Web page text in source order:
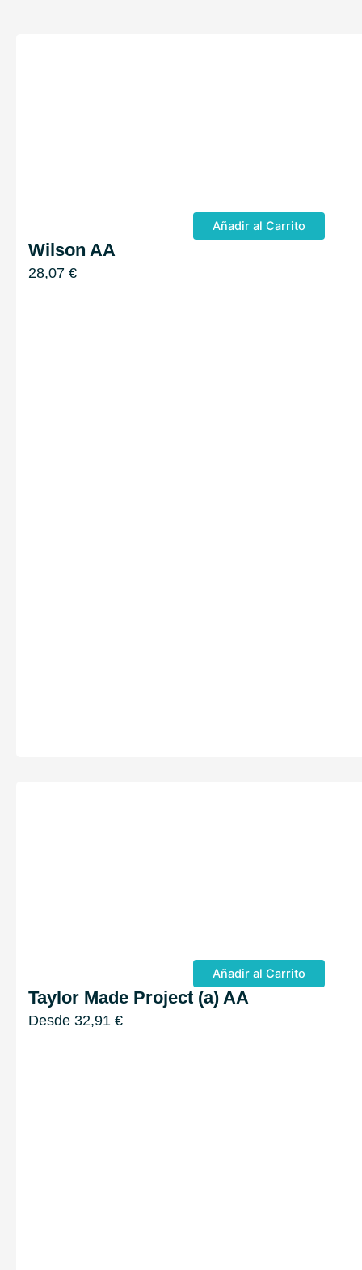
Añadir al Carrito
Wilson AA
28,07 €
Añadir al Carrito
Taylor Made Project (a) AA
Desde 32,91 €